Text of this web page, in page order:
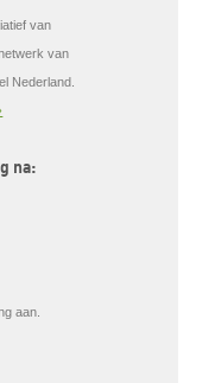
van
van
Nederland.
na:
aan.